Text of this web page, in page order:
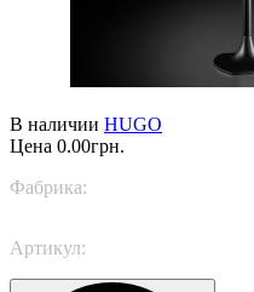
В наличии HUGO
Цена 0.00грн.
Фабрика:
Артикул: